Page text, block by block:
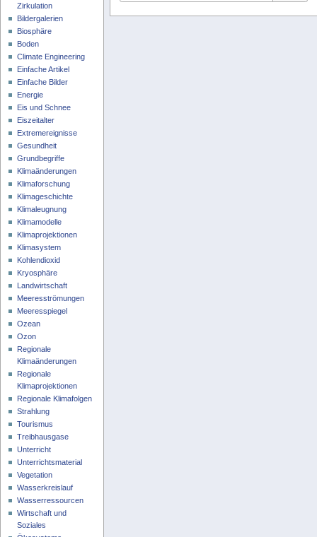
Zirkulation
Bildergalerien
Biosphäre
Boden
Climate Engineering
Einfache Artikel
Einfache Bilder
Energie
Eis und Schnee
Eiszeitalter
Extremereignisse
Gesundheit
Grundbegriffe
Klimaänderungen
Klimaforschung
Klimageschichte
Klimaleugnung
Klimamodelle
Klimaprojektionen
Klimasystem
Kohlendioxid
Kryosphäre
Landwirtschaft
Meeresströmungen
Meeresspiegel
Ozean
Ozon
Regionale
Klimaänderungen
Regionale
Klimaprojektionen
Regionale Klimafolgen
Strahlung
Tourismus
Treibhausgase
Unterricht
Unterrichtsmaterial
Vegetation
Wasserkreislauf
Wasserressourcen
Wirtschaft und
Soziales